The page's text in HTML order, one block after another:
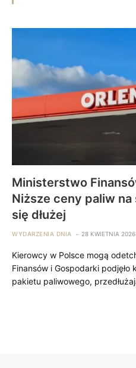
Ministerstwo
Niższe ceny paliw
się dłużej
WYDARZENIA DNIA 28 KWIETNIA 2026
Kierowcy w Polsce mogą
Finansów i Gospodarki
pakietu paliwowego,